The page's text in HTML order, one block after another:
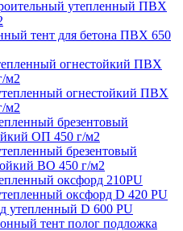
утепленный ПВХ
тент для бетона ПВХ 650
огнестойкий ПВХ
м2
огнестойкий ПВХ
м2
брезентовый
ОП 450 г/м2
брезентовый
ВО 450 г/м2
оксфорд 210PU
оксфорд D 420 PU
утепленный D 600 PU
тент полог подложка